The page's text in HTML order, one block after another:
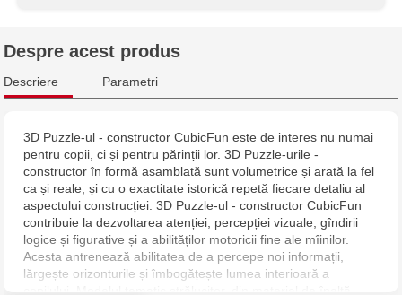
Multistore Centru - bd. Cantemir, 6
Jucărenia Rîșcani - bd. Moscova, 2
Jucărenia Bălți - str. Alexandru Cel Bun, 5
Jucărenia Cahul - str. Ștefan cel Mare, 29А
Jucarenia Ciocana - bd.Mircea cel Bătrân, 39
Despre acest produs
Descriere Parametri
3D Puzzle-ul - constructor CubicFun este de interes nu numai
pentru copii, ci și pentru părinții lor. 3D Puzzle-urile -
constructor în formă asamblată sunt volumetrice și arată la fel
ca și reale, și cu o exactitate istorică repetă fiecare detaliu al
aspectului construcției. 3D Puzzle-ul - constructor CubicFun
contribuie la dezvoltarea atenției, percepției vizuale, gîndirii
logice și figurative și a abilităților motoricii fine ale mîinilor.
Acesta antrenează abilitatea de a percepe noi informații,
lărgește orizonturile și îmbogățește lumea interioară a